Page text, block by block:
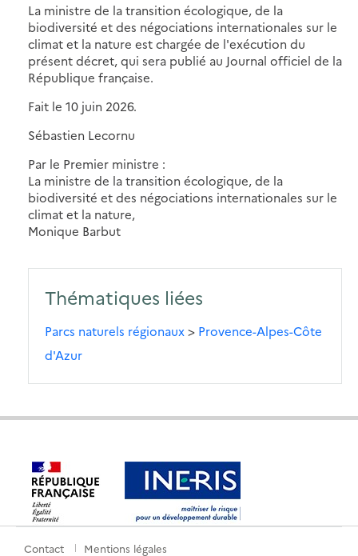
La ministre de la transition écologique, de la
biodiversité et des négociations internationales sur le
climat et la nature est chargée de l'exécution du
présent décret, qui sera publié au Journal officiel de la
République française.
Fait le 10 juin 2026.
Sébastien Lecornu
Par le Premier ministre :
La ministre de la transition écologique, de la
biodiversité et des négociations internationales sur le
climat et la nature,
Monique Barbut
Thématiques liées
Parcs naturels régionaux> Provence-Alpes-Côte
d'Azur
Contact Mentions légales